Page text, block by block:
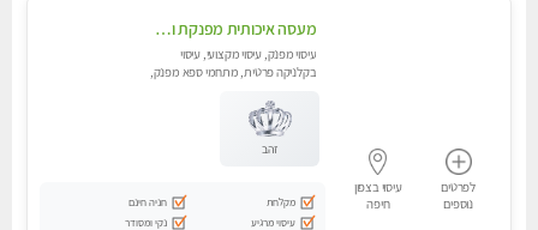
לפרטים
נוספים
עיסוי בצפון
חיפה
מעסה איכותית מפנקת ומקצועית
עיסוי מפנק, עיסוי מקצועי, עיסוי
בקלניקה פרטית, מתחמי ספא מפנק,
זהב
מקלחת
חניה חינם
עיסוי מרגיע
נקי ומסודר